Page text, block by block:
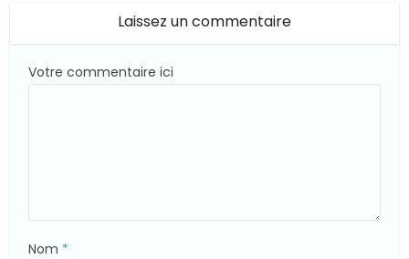
Laissez un commentaire
Votre commentaire ici
Nom *